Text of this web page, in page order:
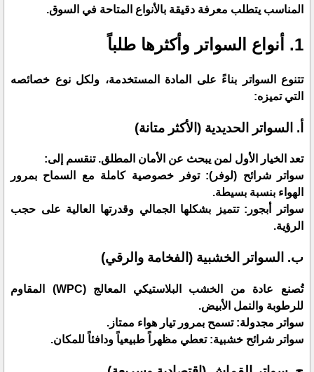
المناسب يتطلب معرفة دقيقة بالأنواع المتاحة في السوق.
​1. أنواع السواتر وأكثرها طلباً
​تتنوع السواتر بناءً على المادة المستخدمة، ولكل نوع خصائصه
التي تميزه:
​أ. السواتر الحديدية (الأكثر متانة)
​تعد الخيار الأول لمن يبحث عن الأمان المطلق. تنقسم إلى:
​سواتر شرائح (لوفر): توفر خصوصية كاملة مع السماح بمرور
الهواء بنسبة بسيطة.
​سواتر أبجور: تتميز بشكلها الجمالي وقدرتها العالية على حجب
الرؤية.
​ب. السواتر الخشبية (الفخامة والرقي)
​تُصنع عادة من الخشب البلاستيكي المعالج (WPC) المقاوم
للرطوبة والنمل الأبيض.
​سواتر مجدولة: تسمح بمرور تيار هواء ممتاز.
​سواتر شرائح خشبية: تعطي مظهراً طبيعياً ودافئاً للمكان.